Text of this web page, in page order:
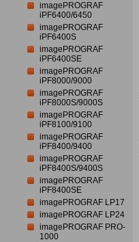
imagePROGRAF
iPF6400/6450
imagePROGRAF
iPF6400S
imagePROGRAF
iPF6400SE
imagePROGRAF
iPF8000/9000
imagePROGRAF
iPF8000S/9000S
imagePROGRAF
iPF8100/9100
imagePROGRAF
iPF8400/9400
imagePROGRAF
iPF8400S/9400S
imagePROGRAF
iPF8400SE
imagePROGRAF LP17
imagePROGRAF LP24
imagePROGRAF PRO-
1000